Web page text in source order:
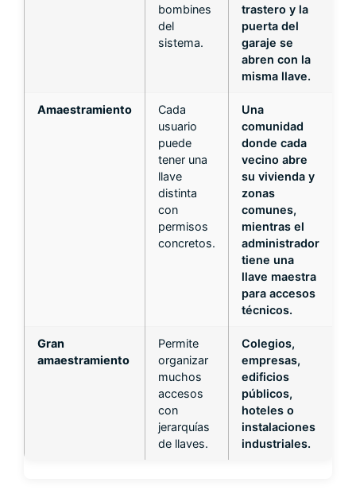
bombines
del
sistema.
trastero y la
puerta del
garaje se
abren con la
misma llave.
Amaestramiento
Cada
usuario
puede
tener una
llave
distinta
con
permisos
concretos.
Una
comunidad
donde cada
vecino abre
su vivienda y
zonas
comunes,
mientras el
administrador
tiene una
llave maestra
para accesos
técnicos.
Gran
amaestramiento
Permite
organizar
muchos
accesos
con
jerarquías
de llaves.
Colegios,
empresas,
edificios
públicos,
hoteles o
instalaciones
industriales.